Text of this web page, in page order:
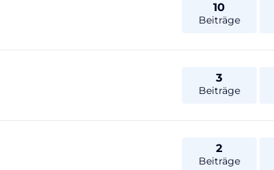
10
Beiträge
3
Beiträge
2
Beiträge